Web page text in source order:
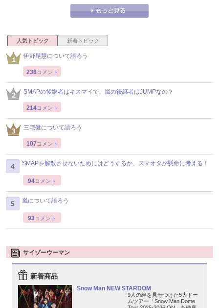
人気トピック 新着トピック
伊野尾慧について語ろう
238コメント
SMAPの後継者はキスマイで、嵐の後継者はJUMPなの？
214コメント
三宅健について語ろう
107 コメント
SMAPを解散させないためにはどうするか、スマオタが懸命に考える！
94コメント
嵐について語ろう
93コメント
サイゾーウーマン
新着商品
Snow Man NEW STARDOM
9人の絆を見せつけた5大ドー
ムツアー「Snow Man Dome